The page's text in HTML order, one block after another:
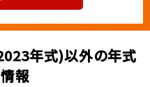
年式)以外の年式
報